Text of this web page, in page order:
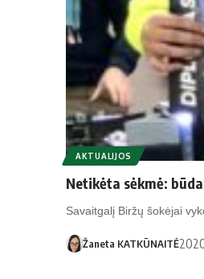
AKTUALIJOS
Netikėta sėkmė:
Savaitgalį Biržų šokėjai
Žaneta KATKŪNAITĖ